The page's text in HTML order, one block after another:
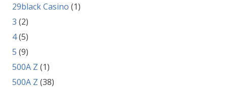
29black Casino (1)
3 (2)
4(5)
5 (9)
500A Z (1)
500A Z (38)